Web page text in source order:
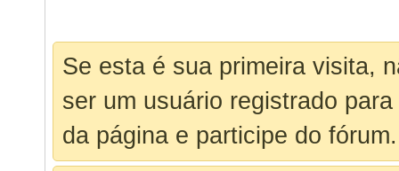
Se esta é sua primeira visita,
ser um usuário registrado
da página e participe do fórum.